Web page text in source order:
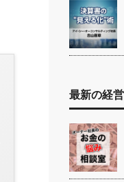
最新の経